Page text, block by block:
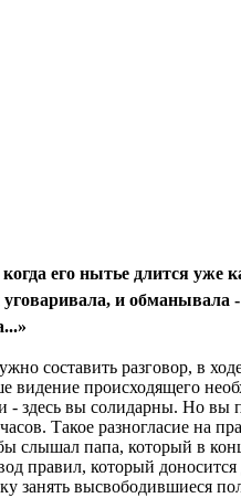
его нытье длится уже
уговаривала, и обманывала
составить разговор, в
видение происходящего
вы солидарны. Но вы
Такое разногласие на
слышал папа, который в
правил, кото­рый
занять высвобо­дившиеся